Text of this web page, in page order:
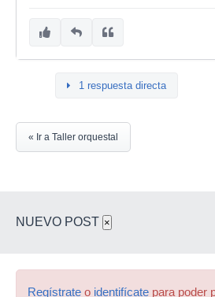
1 respuesta directa
« Ir a Taller orquestal
NUEVO POST ×
Regístrate o identifícate para poder